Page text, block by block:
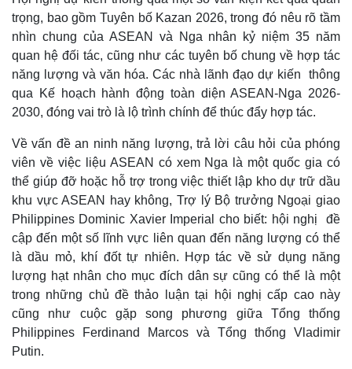
Thế giới
Quan sát
Cuộc sống đó đây
Hồ sơ
Multimedia
Video
Ảnh
E-Magazine
trọng, bao gồm Tuyên bố Kazan 2026, trong đó nêu rõ tầm
nhìn chung của ASEAN và Nga nhân kỷ niệm 35 năm
quan hệ đối tác, cũng như các tuyên bố chung về hợp tác
năng lượng và văn hóa. Các nhà lãnh đạo dự kiến thông
qua Kế hoạch hành động toàn diện ASEAN-Nga 2026-
2030, đóng vai trò là lộ trình chính để thúc đẩy hợp tác.
Về vấn đề an ninh năng lượng, trả lời câu hỏi của phóng
viên về việc liệu ASEAN có xem Nga là một quốc gia có
thể giúp đỡ hoặc hỗ trợ trong việc thiết lập kho dự trữ dầu
khu vực ASEAN hay không, Trợ lý Bộ trưởng Ngoại giao
Philippines Dominic Xavier Imperial cho biết: hội nghị đề
cập đến một số lĩnh vực liên quan đến năng lượng có thể
là dầu mỏ, khí đốt tự nhiên. Hợp tác về sử dụng năng
lượng hạt nhân cho mục đích dân sự cũng có thể là một
trong những chủ đề thảo luận tại hội nghị cấp cao này
cũng như cuộc gặp song phương giữa Tổng thống
Philippines Ferdinand Marcos và Tổng thống Vladimir
Putin.